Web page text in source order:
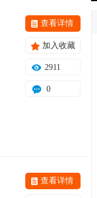
查看详情
加入收藏
2911
0
查看详情